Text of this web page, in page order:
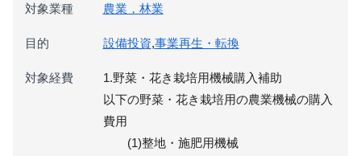
対象業種 農業，林業
目的 設備投資,事業再生・転換
対象経費
1.野菜・花き栽培用機械購入補助
以下の野菜・花き栽培用の農業機械の購入
費用
(1)整地・施肥用機械